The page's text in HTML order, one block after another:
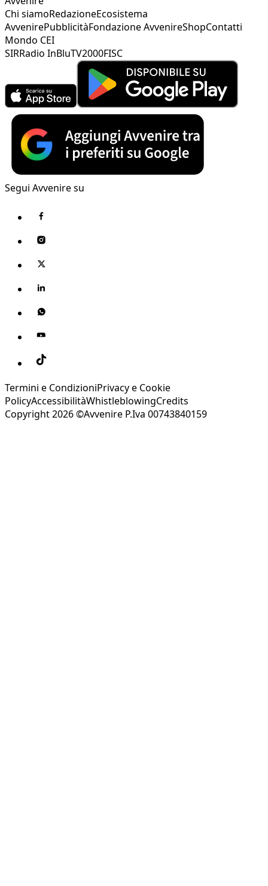
Chi siamoRedazioneEcosistema
AvvenirePubblicitàFondazione AvvenireShopContatti
Mondo CEI
SIRRadio InBluTV2000FISC
Segui Avvenire su
Termini e CondizioniPrivacy e Cookie
PolicyAccessibilitàWhistleblowingCredits
Copyright 2026 ©Avvenire P.Iva 00743840159